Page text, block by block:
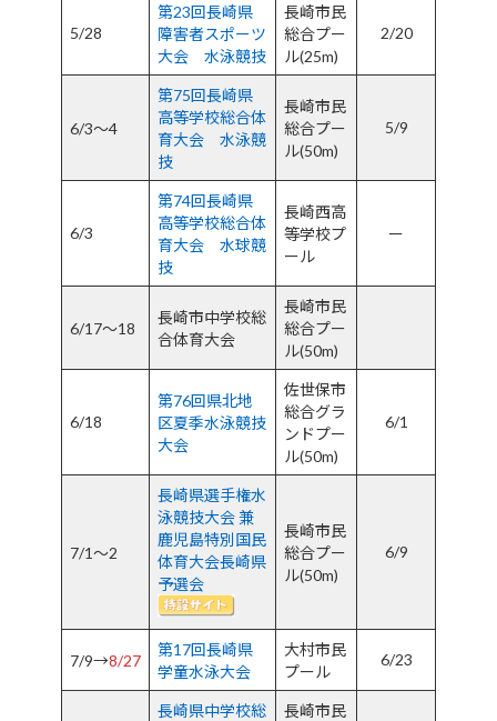
5/28
第23回長崎県
障害者スポーツ
大会 水泳競技
長崎市民
総合プー
ル(25m)
2/20
6/3～4
第75回長崎県
高等学校総合体
育大会 水泳競
技
長崎市民
総合プー
ル(50m)
5/9
6/3
第74回長崎県
高等学校総合体
育大会 水球競
技
長崎西高
等学校プ
ール
ー
6/17～18
長崎市中学校総
合体育大会
長崎市民
総合プー
ル(50m)
6/18
第76回県北地
区夏季水泳競技
大会
佐世保市
総合グラ
ンドプー
ル(50m)
6/1
7/1～2
長崎県選手権水
泳競技大会 兼
鹿児島特別国民
体育大会長崎県
予選会
長崎市民
総合プー
ル(50m)
6/9
7/9→8/27
第17回長崎県
学童水泳大会
大村市民
プール
6/23
長崎県中学校総 長崎市民